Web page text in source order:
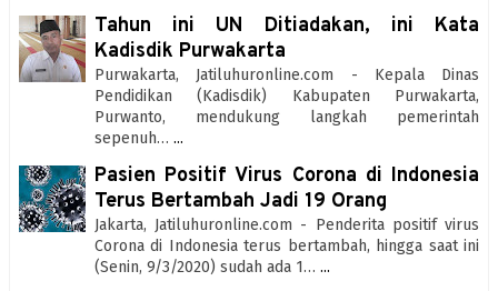
Tahun ini UN Ditiadakan, ini Kata
Kadisdik Purwakarta
Purwakarta, Jatiluhuronline.com - Kepala Dinas
Pendidikan (Kadisdik) Kabupaten Purwakarta,
Purwanto, mendukung langkah pemerintah
sepenuh… ...
Pasien Positif Virus Corona di Indonesia
Terus Bertambah Jadi 19 Orang
Jakarta, Jatiluhuronline.com - Penderita positif virus
Corona di Indonesia terus bertambah, hingga saat ini
(Senin, 9/3/2020) sudah ada 1… ...